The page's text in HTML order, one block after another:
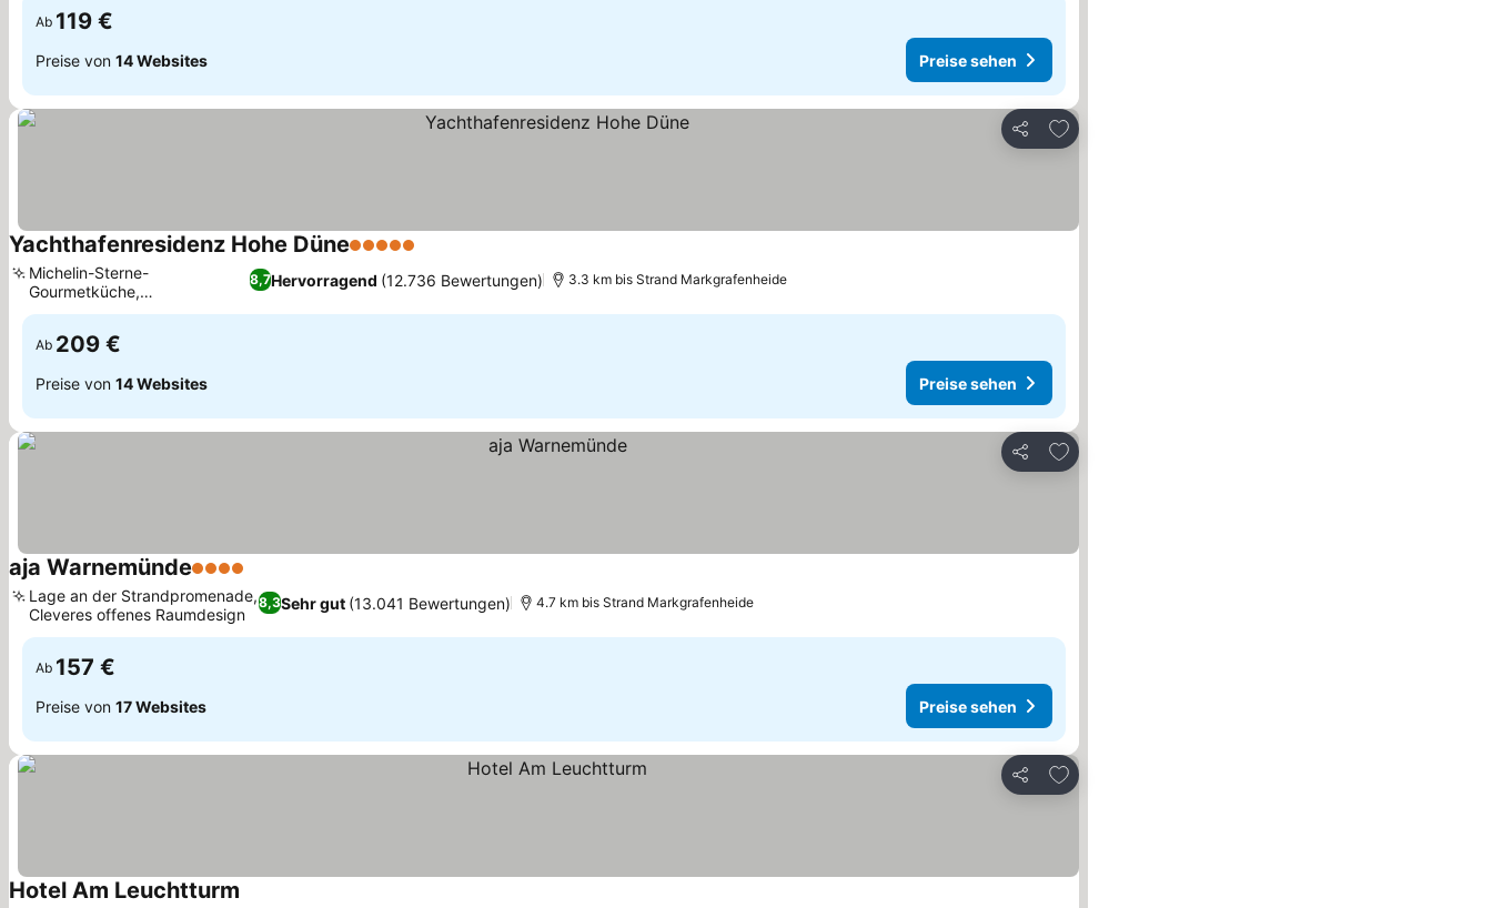
Ab 119 €
Preise von 14 Websites Preise sehen
Teilen
Zu Favoriten hinzufügen
Yachthafenresidenz Hohe Düne5 Sterne
8,7Hervorragend (12.736 Bewertungen)
Michelin-Sterne-
Gourmetküche,
Preisgekröntes Hohe Düne
3.3 km bis Strand Markgrafenheide
Ab 209 €
Preise von 14 Websites Preise sehen
Teilen
Zu Favoriten hinzufügen
aja Warnemünde4 Sterne
8,3Sehr gut (13.041 Bewertungen)
Lage an der Strandpromenade,
Cleveres offenes Raumdesign
4.7 km bis Strand Markgrafenheide
Ab 157 €
Preise von 17 Websites Preise sehen
Teilen
Zu Favoriten hinzufügen
Hotel Am Leuchtturm